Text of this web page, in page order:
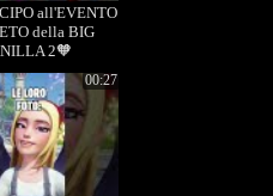
all'EVENTO
della BIG
2🧡
00:27